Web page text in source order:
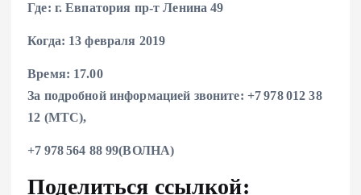
Где: г. Евпатория пр-т Ленина 49
Когда: 13 февраля 2019
Время: 17.00
За подробной информацией звоните: +7 978 012 38
12 (МТС),
+7 978 564 88 99(ВОЛНА)
Поделиться ссылкой: